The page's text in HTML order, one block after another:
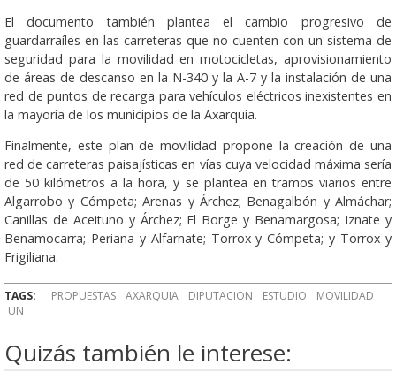
El documento también plantea el cambio progresivo de
guardarraíles en las carreteras que no cuenten con un sistema de
seguridad para la movilidad en motocicletas, aprovisionamiento
de áreas de descanso en la N-340 y la A-7 y la instalación de una
red de puntos de recarga para vehículos eléctricos inexistentes en
la mayoría de los municipios de la Axarquía.
Finalmente, este plan de movilidad propone la creación de una
red de carreteras paisajísticas en vías cuya velocidad máxima sería
de 50 kilómetros a la hora, y se plantea en tramos viarios entre
Algarrobo y Cómpeta; Arenas y Árchez; Benagalbón y Almáchar;
Canillas de Aceituno y Árchez; El Borge y Benamargosa; Iznate y
Benamocarra; Periana y Alfarnate; Torrox y Cómpeta; y Torrox y
Frigiliana.
TAGS: PROPUESTAS AXARQUIA DIPUTACION ESTUDIO
MOVILIDAD
UN
Quizás también le interese: